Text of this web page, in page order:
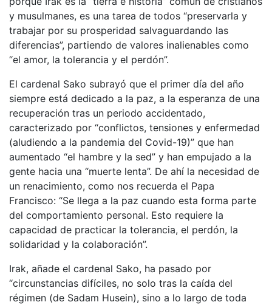
y musulmanes, es una tarea de todos “preservarla y
trabajar por su prosperidad salvaguardando las
diferencias”, partiendo de valores inalienables como
“el amor, la tolerancia y el perdón”.
El cardenal Sako subrayó que el primer día del año
siempre está dedicado a la paz, a la esperanza de una
recuperación tras un periodo accidentado,
caracterizado por “conflictos, tensiones y enfermedad
(aludiendo a la pandemia del Covid-19)” que han
aumentado “el hambre y la sed” y han empujado a la
gente hacia una “muerte lenta”. De ahí la necesidad de
un renacimiento, como nos recuerda el Papa
Francisco: “Se llega a la paz cuando esta forma parte
del comportamiento personal. Esto requiere la
capacidad de practicar la tolerancia, el perdón, la
solidaridad y la colaboración”.
Irak, añade el cardenal Sako, ha pasado por
“circunstancias difíciles, no solo tras la caída del
régimen (de Sadam Husein), sino a lo largo de toda